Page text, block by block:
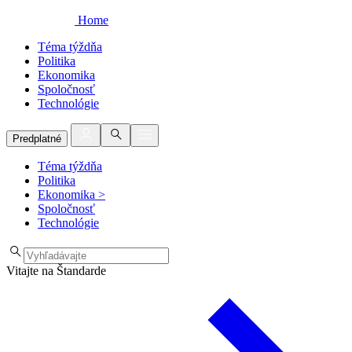
Home
Téma týždňa
Politika
Ekonomika
Spoločnosť
Technológie
Predplatné
Téma týždňa
Politika
Ekonomika >
Spoločnosť
Technológie
Vitajte na Štandarde